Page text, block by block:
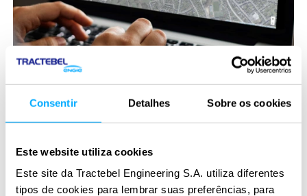
Consentir Detalhes Sobre os cookies
Este website utiliza cookies
Este site da Tractebel Engineering S.A. utiliza diferentes
tipos de cookies para lembrar suas preferências, para
Criado para engenharia inclusiva
O UrbanWebMap torna a engenharia inclusiva com mapas
e outros recursos visuais que qualquer pessoa pode
entender e alimentar, no momento e local que for mais
Exibição de multimídia dinâmica e texto